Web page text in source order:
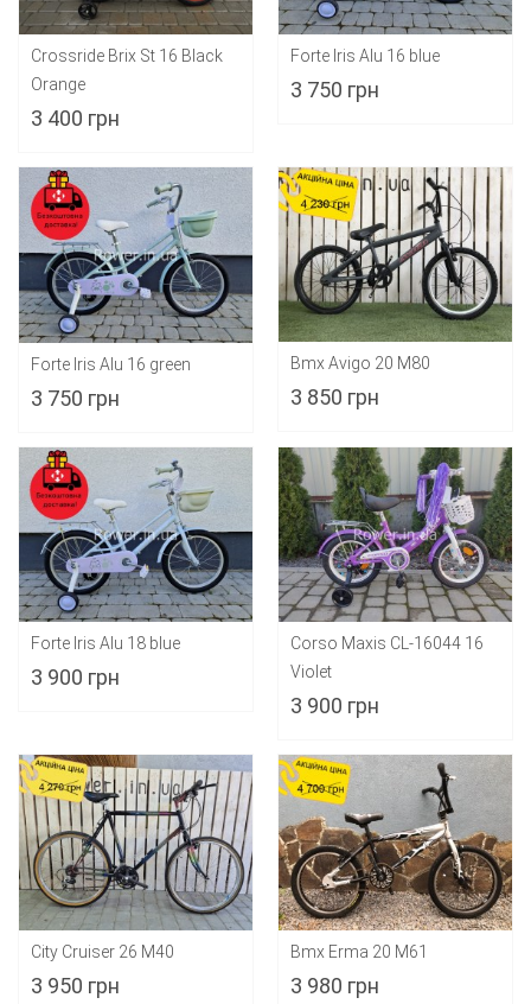
Crossride Brix St 16 Black
Orange
3 400 грн
Forte Iris Alu 16 blue
3 750 грн
Forte Iris Alu 16 green
3 750 грн
Bmx Avigo 20 M80
3 850 грн
Forte Iris Alu 18 blue
3 900 грн
Corso Maxis CL-16044 16
Violet
3 900 грн
City Cruiser 26 M40
3 950 грн
Bmx Erma 20 M61
3 980 грн